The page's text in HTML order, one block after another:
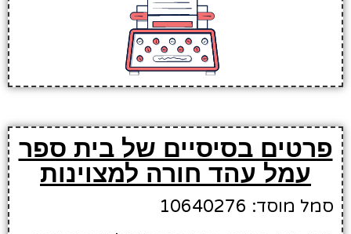
פרטים בסיסיים של בית ספר
עמל עהד חורה למצוינות
סמל מוסד: 10640276